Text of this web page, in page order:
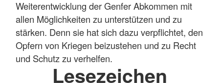
Weiterentwicklung der Genfer Abkommen mit
allen Möglichkeiten zu unterstützen und zu
stärken. Denn sie hat sich dazu verpflichtet, den
Opfern von Kriegen beizustehen und zu Recht
und Schutz zu verhelfen.
Lesezeichen